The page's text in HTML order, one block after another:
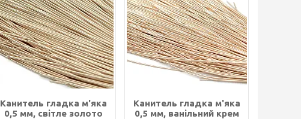
Канитель гладка м'яка
0,5 мм, світле золото
Канитель гладка м'яка
0,5 мм, ванільний крем